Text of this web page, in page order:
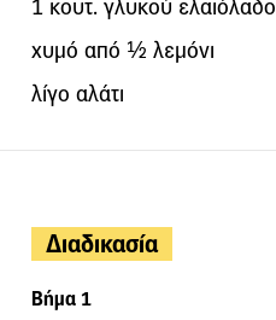
1 κουτ. γλυκού ελαιόλαδο
χυμό από ½ λεμόνι
λίγο αλάτι
Διαδικασία
Βήμα 1